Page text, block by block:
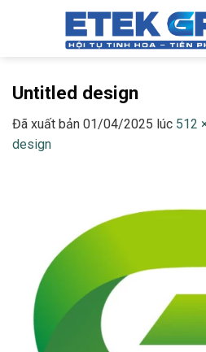
Untitled design
Đã xuất bản 01/04/2025 lúc 512
design